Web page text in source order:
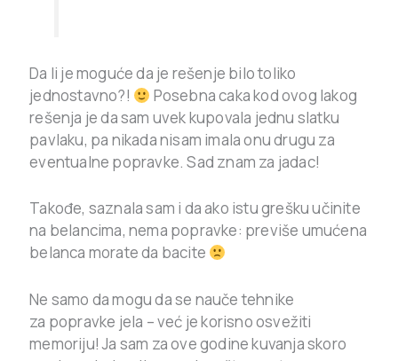
Da li je moguće da je rešenje bilo toliko
jednostavno?!
Posebna caka kod ovog lakog
rešenja je da sam uvek kupovala jednu slatku
pavlaku, pa nikada nisam imala onu drugu za
eventualne popravke. Sad znam za jadac!
Takođe, saznala sam i da ako istu grešku učinite
na belancima, nema popravke: previše umućena
belanca morate da bacite
Ne samo da mogu da se nauče tehnike
za popravke jela – već je korisno osvežiti
memoriju! Ja sam za ove godine kuvanja skoro